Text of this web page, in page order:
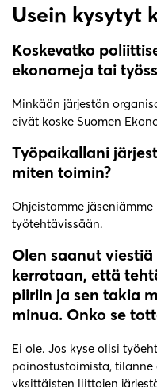
Usein kysytyt
Koskevatko
ekonomeja tai
Minkään järjestön
eivät koske Suomen
Työpaikallani
miten toimin?
Ohjeistamme
työtehtävissään.
Olen saanut
kerrotaan, että
piiriin ja sen takia
minua. Onko se
Ei ole. Jos kyse olisi
painostustoimista,
yksittäisten liittojen